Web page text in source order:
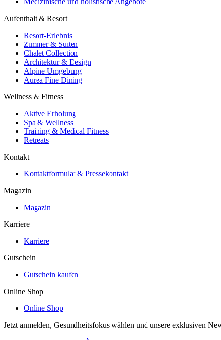
Medizinische und holistische Angebote
Aufenthalt & Resort
Resort-Erlebnis
Zimmer & Suiten
Chalet Collection
Architektur & Design
Alpine Umgebung
Aurea Fine Dining
Wellness & Fitness
Aktive Erholung
Spa & Wellness
Training & Medical Fitness
Retreats
Kontakt
Kontaktformular & Pressekontakt
Magazin
Magazin
Karriere
Karriere
Gutschein
Gutschein kaufen
Online Shop
Online Shop
Jetzt anmelden, Gesundheitsfokus wählen und unsere exklusiven